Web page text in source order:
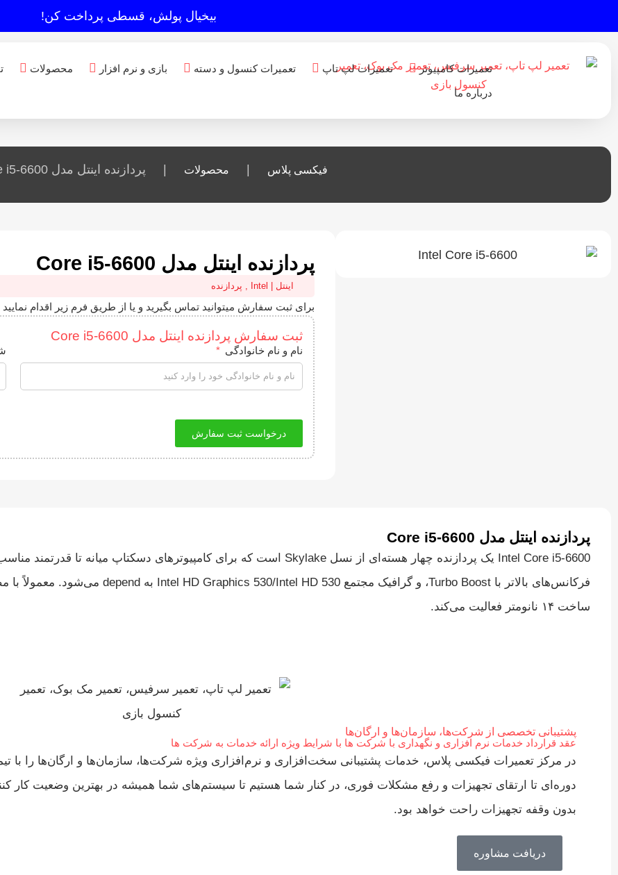
بیخیال پولش، قسطی پرداخت کن!
تعمیرات کامپیوتر تعمیرات لپ تاپ تعمیرات کنسول و دسته بازی و نرم افزار محصولات
درباره ما
فیکسی پلاس محصولات پردازنده اینتل مدل Core i5-6600
پردازنده اینتل مدل Core i5-6600
اینتل | Intel , پردازنده
برای ثبت سفارش میتوانید تماس بگیرید و یا از طریق فرم زیر اقدام نمایید
ثبت سفارش پردازنده اینتل مدل Core i5-6600
نام و نام خانوادگی
درخواست ثبت سفارش
پردازنده اینتل مدل Core i5-6600
ساخت ۱۴ نانومتر فعالیت می‌کند.
پشتیبانی تخصصی از شرکت‌ها، سازمان‌ها و ارگان‌ها
عقد قرارداد خدمات نرم افزاری و نگهداری با شرکت ها با شرایط ویژه ارائه خدمات به شرکت ها
در مرکز تعمیرات فیکسی پلاس، خدمات پشتیبانی سخت‌افزاری و نرم‌افزاری ویژه شرکت‌ها، سازمان‌ها و ارگان‌ها را با
دوره‌ای تا ارتقای تجهیزات و رفع مشکلات فوری، در کنار شما هستیم تا سیستم‌های شما همیشه در بهترین وضعیت کار
بدون وقفه تجهیزات راحت خواهد بود.
دریافت مشاوره